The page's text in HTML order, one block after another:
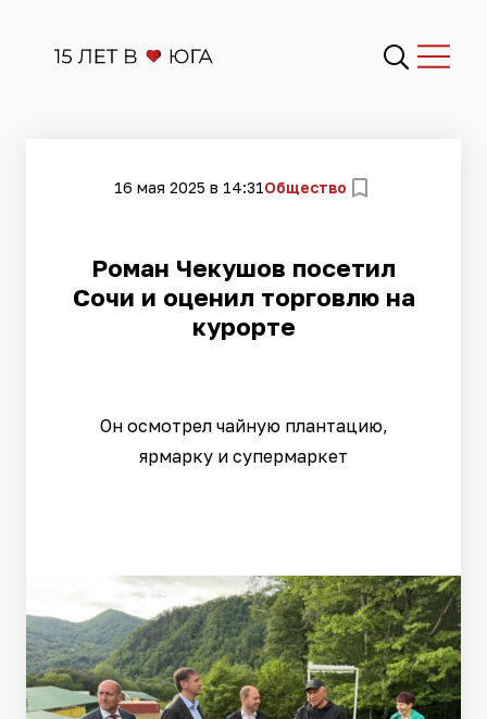
16 мая 2025 в 14:31Общество
Роман Чекушов посетил
Сочи и оценил торговлю на
курорте
Он осмотрел чайную плантацию,
ярмарку и супермаркет